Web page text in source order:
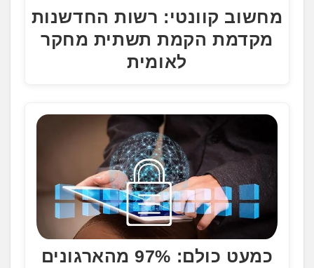
מחשוב קוונטי: רשות החדשנות
מקדמת הקמת תשתית מחקר
לאומית
כמעט כולם: 97% מהארגונים